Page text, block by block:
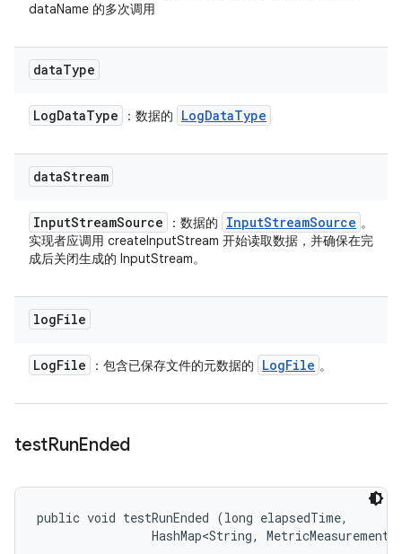
dataName 的多次调用
dataType
LogDataType ：数据的 LogDataType
dataStream
InputStreamSource ：数据的 InputStreamSource 。
实现者应调用 createInputStream 开始读取数据，并确保在完
成后关闭生成的 InputStream。
logFile
LogFile ：包含已保存文件的元数据的 LogFile 。
testRunEnded
public void testRunEnded (long elapsedTime,
HashMap<String,